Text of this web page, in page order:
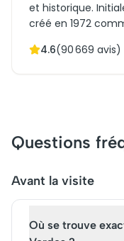
et historique.
créé en 1972
devenu un
luxuriants.
acheter des billets
incontournable pour
milliers de visiteurs,
4.6(90 669 avis)
Questions
Avant la visite
Où se trouve